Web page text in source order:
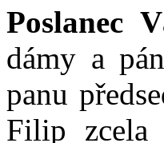
Poslanec
dámy a
panu
Filip zcela